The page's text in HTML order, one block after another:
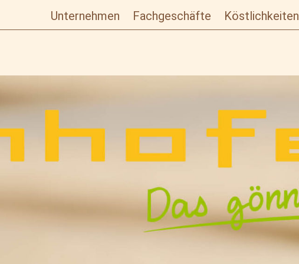
Unternehmen Fachgeschäfte Köstlichkeiten